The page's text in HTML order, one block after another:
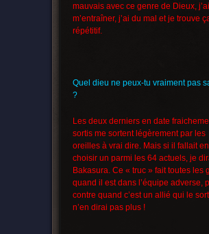
mauvais avec ce genre de Dieux,
m’entraîner, j’ai du mal et je trouve
répétitif.
Quel dieu ne peux-tu vraiment pas
?
Les deux derniers en date
sortis me sortent légèrement par les
oreilles à vrai dire. Mais si il fallait en
choisir un parmi les 64 actuels, je
Bakasura. Ce « truc » fait toutes les
quand il est dans l’équipe adverse,
contre quand c’est un allié qui le
n’en dirai pas plus !